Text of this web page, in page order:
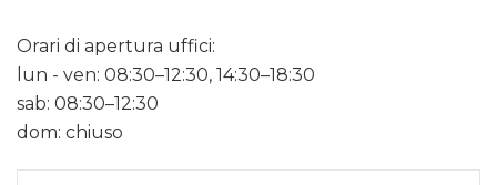
Orari di apertura uffici:
lun - ven: 08:30–12:30, 14:30–18:30
sab: 08:30–12:30
dom: chiuso